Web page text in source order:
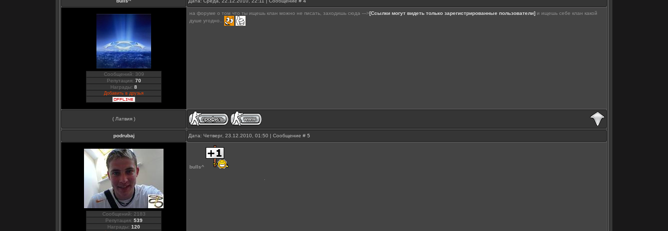
Сообщений: 309
Репутация: 70
Награды: 8
Добавить в друзья
на форуме о том что ты ищешь клан можно не писать, заходишь сюда --->[Ссылки могут видеть только зарегистрированные пользователи] и ищешь себе клан какой
душе угодно..
( Латвия )
podrubaj Дата: Четверг, 23.12.2010, 01:50 | Сообщение # 5
Сообщений: 2183
Репутация: 539
Награды: 120
bulls^